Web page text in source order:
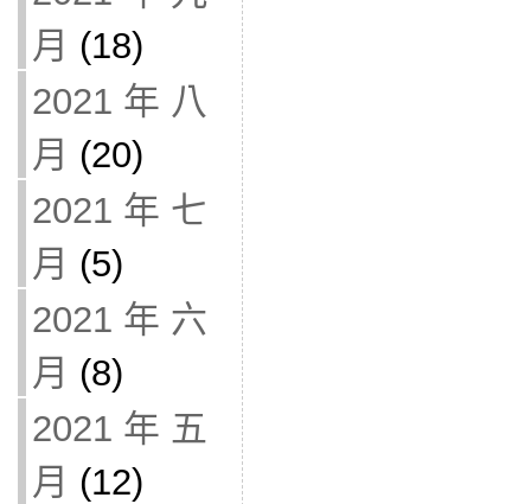
月 (18)
2021 年 八
月 (20)
2021 年 七
月 (5)
2021 年 六
月 (8)
2021 年 五
月 (12)